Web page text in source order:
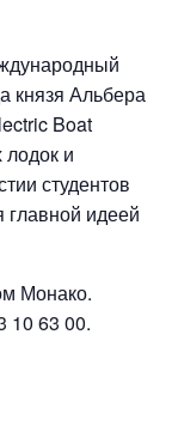
князя Альбера
Boat
и
студентов
главной идеей
Монако.
10 63 00.